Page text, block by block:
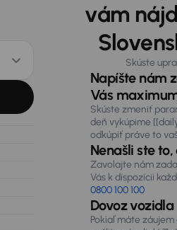
vám
Skúste
Napíšte nám
Vás
Skúste zmeniť
deň vykúpime
odkúpiť práve to
Nenašli ste
Zavolajte nám
Vás k dispozícii
0800 100 100
Dovoz vozidla
Pokiaľ máte